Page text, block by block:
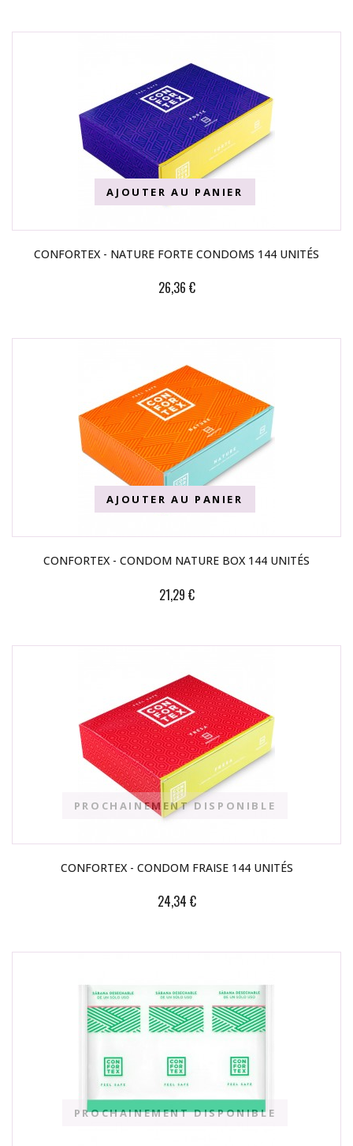
CONFORTEX - NATURE FORTE CONDOMS 144 UNITÉS
26,36 €
AJOUTER AU PANIER
CONFORTEX - CONDOM NATURE BOX 144 UNITÉS
21,29 €
AJOUTER AU PANIER
CONFORTEX - CONDOM FRAISE 144 UNITÉS
24,34 €
PROCHAINEMENT DISPONIBLE
PROCHAINEMENT DISPONIBLE